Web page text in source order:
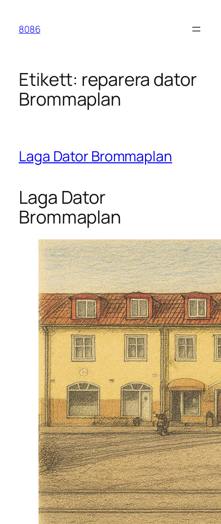
innehåll
8086
Etikett: reparera dator
Brommaplan
Laga Dator Brommaplan
Laga Dator
Brommaplan